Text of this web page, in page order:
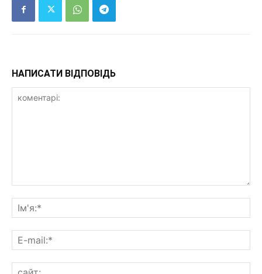
НАПИСАТИ ВІДПОВІДЬ